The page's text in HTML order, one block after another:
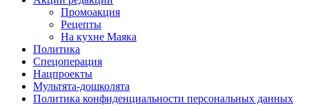
Промоакция
Рецепты
На кухне Маяка
Политика
Спецоперация
Нацпроекты
Мультята-дошколята
Политика конфиденциальности персональных данных